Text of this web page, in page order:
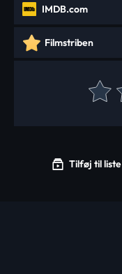
IMDB.com
Filmstriben
Tilføj til liste